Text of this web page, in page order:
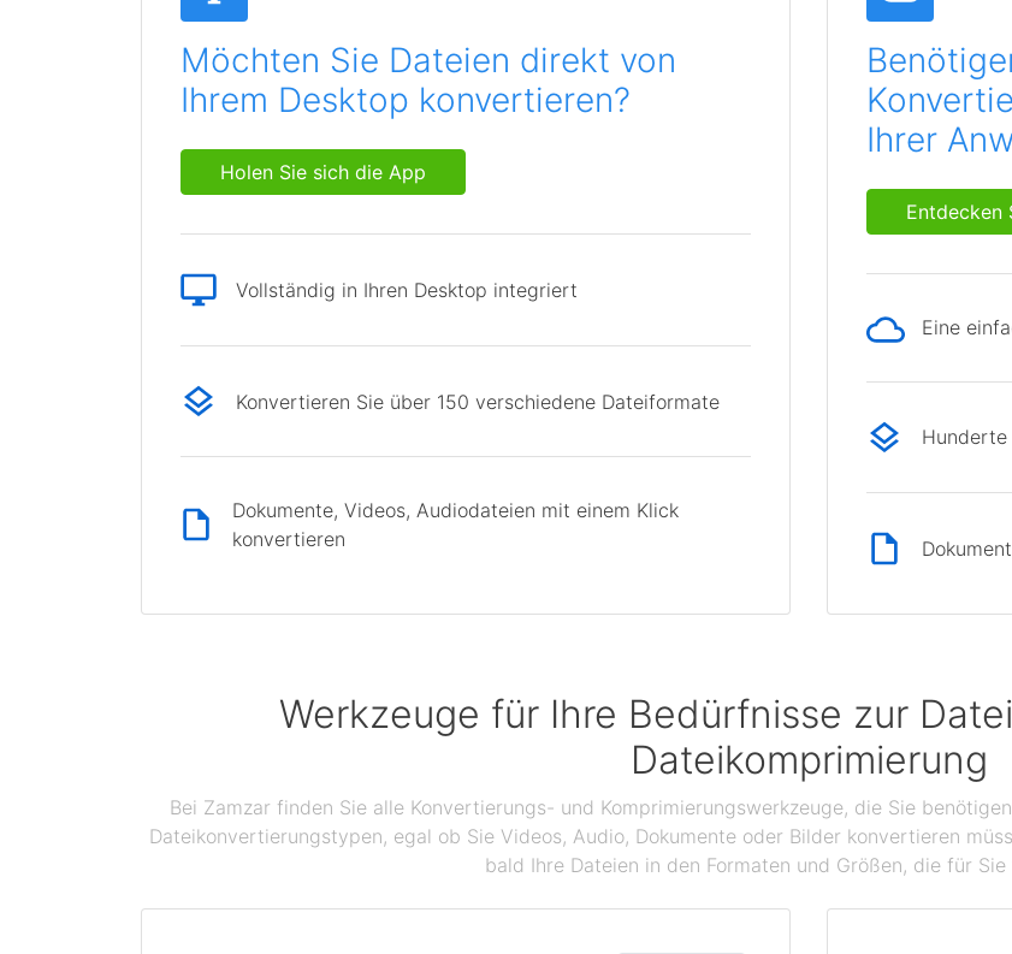
Möchten Sie Dateien direkt von
Ihrem Desktop konvertieren?
Holen Sie sich die App
Vollständig in Ihren Desktop integriert
Konvertieren Sie über 150 verschiedene Dateiformate
Dokumente, Videos, Audiodateien mit einem Klick
konvertieren
Ihrer
Entdecken
Eine
Hunderte
Werkzeuge für Ihre Bedürfnisse zur
Dateikomprimierung
Bei Zamzar finden Sie alle Konvertierungs- und Komprimierungswerkzeuge, die Sie
Dateikonvertierungstypen, egal ob Sie Videos, Audio, Dokumente oder Bilder konvertieren
bald Ihre Dateien in den Formaten und Größen, die für